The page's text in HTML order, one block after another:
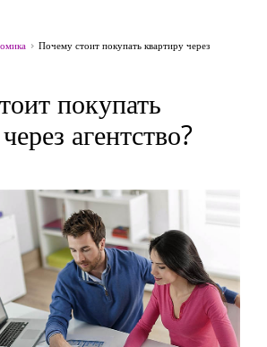
Почему стоит покупать квартиру через
покупать
агентство?